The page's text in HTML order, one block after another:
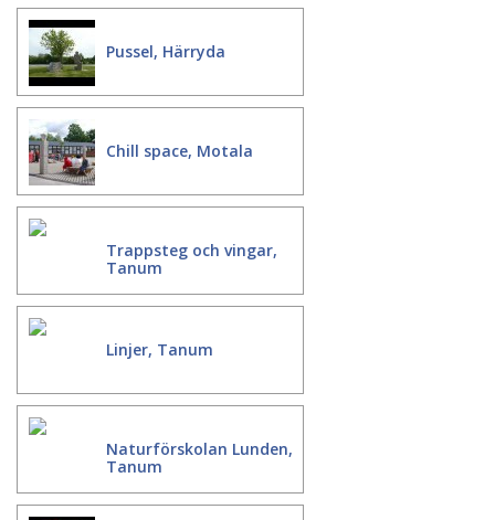
Pussel, Härryda
Chill space, Motala
Trappsteg och vingar,
Tanum
Linjer, Tanum
Naturförskolan Lunden,
Tanum